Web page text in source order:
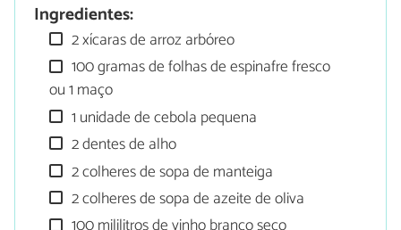
Ingredientes:
2 xícaras de arroz arbóreo
100 gramas de folhas de espinafre fresco
ou 1 maço
1 unidade de cebola pequena
2 dentes de alho
2 colheres de sopa de manteiga
2 colheres de sopa de azeite de oliva